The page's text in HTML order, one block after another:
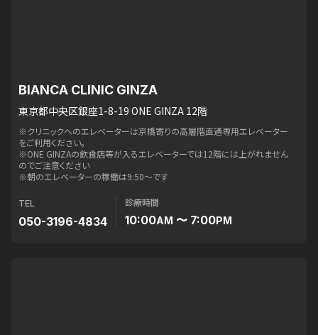
BIANCA CLINIC GINZA
東京都中央区銀座1-8-19 ONE GINZA 12階
※クリニックへのエレベーターは京橋寄りの高層階直通専用エレベーター
をご利用ください。
※ONE GINZAの飲食店等が入るエレベーターでは12階には上がれません
のでご注意ください
※朝のエレベーターの稼働は9:50〜です
TEL
050-3196-4834
診療時間
10:00AM 〜 7:00PM